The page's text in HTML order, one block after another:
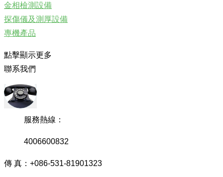
金相檢測設備
探傷儀及測厚設備
專機產品
點擊顯示更多
聯系我們
服務熱線：
4006600832
傳 真：+086-531-81901323